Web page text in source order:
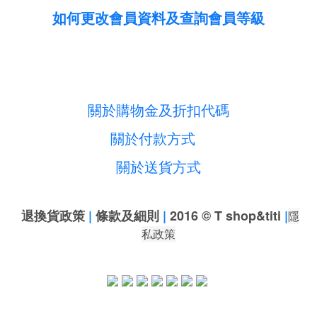
如何更改會員資料及查詢會員等級
關於購物金及折扣代碼
關於付款方式
關於送貨方式
退換貨政策 | 條款及細則 | 2016 © T shop&titi |隱
私政策